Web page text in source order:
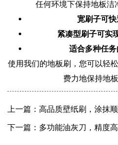
任何环境下保持地板洁
宽刷子可
紧凑型刷子可实
适合多种任
使用我们的地板刷，您可以轻
费力地保持地
上一篇：高品质壁纸刷，涂抹
下一篇：多功能油灰刀，精度